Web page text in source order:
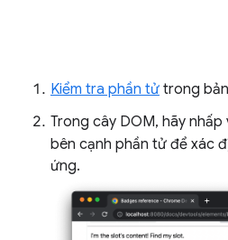
Kiểm tra phần tử trong
Trong cây DOM, hãy nhấp
bên cạnh phần tử để xác
ứng.